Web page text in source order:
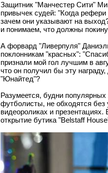
Защитник "Манчестер Сити"
привычек судей: "Когда
зачем они указывают на
и понимаем, что должны
А форвард "Ливерпуля"
поклонникам "красных":
признали мой гол лучшим в
что он получил бы эту
"Юнайтед"?
Разумеется, будни
футболисты, не обходятся
видеороликах и
открытие бутика "Belstaff